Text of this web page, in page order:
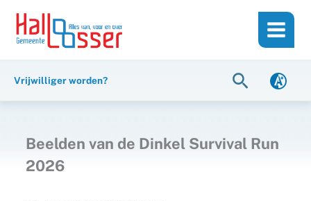
inhoud
naar
Vrijwilliger worden? Zoeken
Beelden van de Dinkel Survival Run
2026